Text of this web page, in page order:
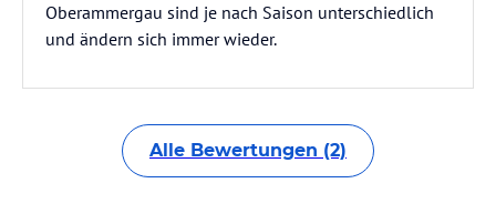
Oberammergau sind je nach Saison unterschiedlich
und ändern sich immer wieder.
Alle Bewertungen (2)